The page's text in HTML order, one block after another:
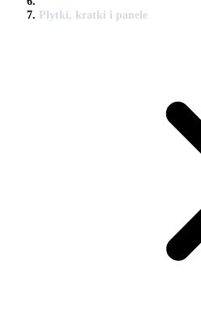
Płytki, kratki i panele